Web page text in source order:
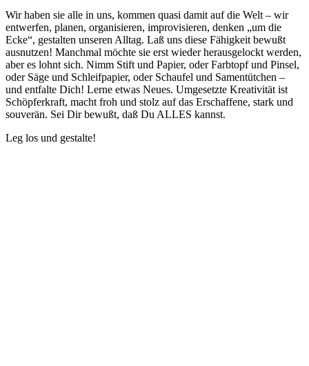
Wir haben sie alle in uns, kommen quasi damit auf die Welt – wir
entwerfen, planen, organisieren, improvisieren, denken „um die
Ecke“, gestalten unseren Alltag. Laß uns diese Fähigkeit bewußt
ausnutzen! Manchmal möchte sie erst wieder herausgelockt werden,
aber es lohnt sich. Nimm Stift und Papier, oder Farbtopf und Pinsel,
oder Säge und Schleifpapier, oder Schaufel und Samentütchen –
und entfalte Dich! Lerne etwas Neues. Umgesetzte Kreativität ist
Schöpferkraft, macht froh und stolz auf das Erschaffene, stark und
souverän. Sei Dir bewußt, daß Du ALLES kannst.
Leg los und gestalte!